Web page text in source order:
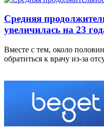
Средняя
увеличилась на 23
Вместе с тем, около
обратиться к врачу из-за